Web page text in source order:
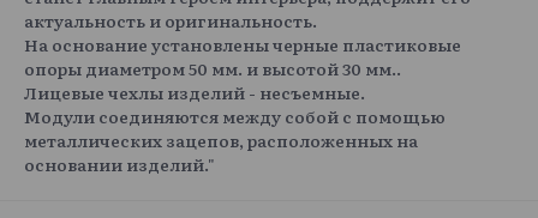
актуальность и оригинальность.
На основание установлены черные пластиковые
опоры диаметром 50 мм. и высотой 30 мм..
Лицевые чехлы изделий - несъемные.
Модули соединяются между собой с помощью
металлических зацепов, расположенных на
основании изделий."